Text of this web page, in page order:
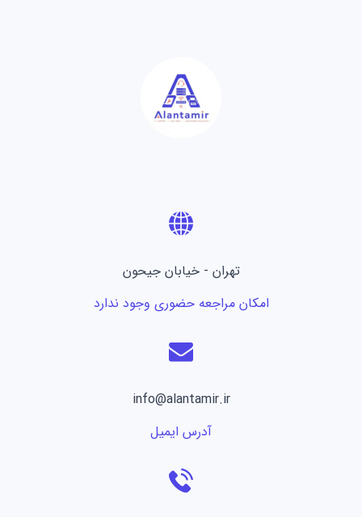
تهران - خیابان جیحون
امکان مراجعه حضوری وجود ندارد
info@alantamir.ir
آدرس ایمیل